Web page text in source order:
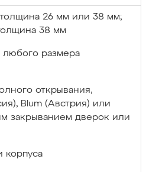
толщина 26 мм или 38 мм;
38 мм
любого размера
открывания,
Blum (Австрия) или
закрыванием дверок или
корпуса